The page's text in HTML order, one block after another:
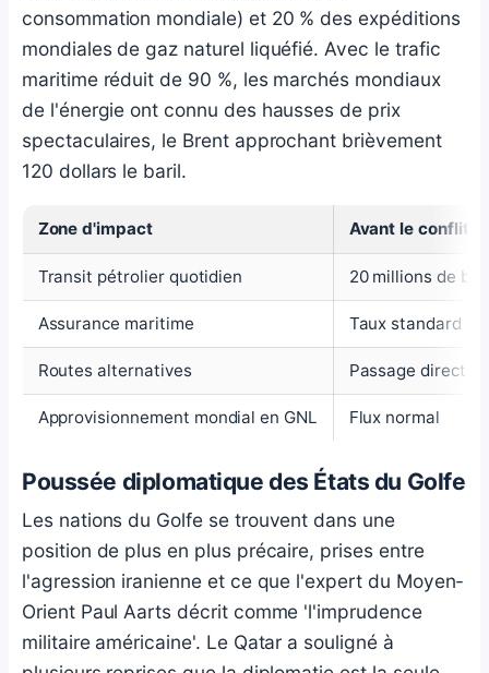
consommation mondiale) et 20 % des expéditions
mondiales de gaz naturel liquéfié. Avec le trafic
maritime réduit de 90 %, les marchés mondiaux
de l'énergie ont connu des hausses de prix
spectaculaires, le Brent approchant brièvement
120 dollars le baril.
Zone d'impact Avant le conflit
Transit pétrolier quotidien 20 millions de
Assurance maritime Taux standard
Routes alternatives Passage direct
Approvisionnement mondial en GNL Flux normal
Poussée diplomatique des États du Golfe
Les nations du Golfe se trouvent dans une
position de plus en plus précaire, prises entre
l'agression iranienne et ce que l'expert du Moyen-
Orient Paul Aarts décrit comme 'l'imprudence
militaire américaine'. Le Qatar a souligné à